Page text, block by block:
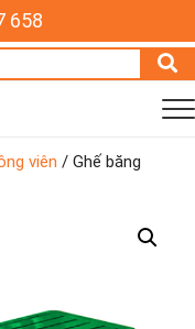
658
Tìm
kiếm:
viên / Ghế băng